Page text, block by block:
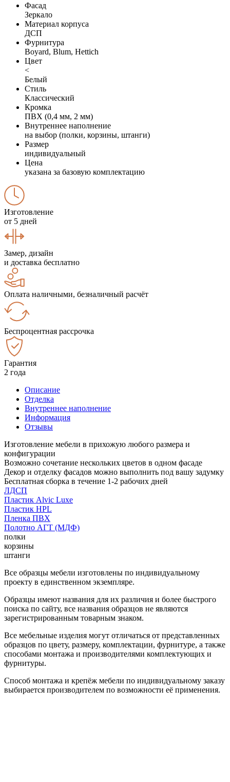
Фасад
Зеркало
Материал корпуса
ДСП
Фурнитура
Boyard, Blum, Hettich
Цвет
<
Белый
Стиль
Классический
Кромка
ПВХ (0,4 мм, 2 мм)
Внутреннее наполнение
на выбор (полки, корзины, штанги)
Размер
индивидуальный
Цена
указана за базовую комплектацию
Изготовление
от 5 дней
Замер, дизайн
и доставка бесплатно
Оплата наличными, безналичный расчёт
Беспроцентная рассрочка
Гарантия
2 года
Описание
Отделка
Внутреннее наполнение
Информация
Отзывы
Изготовление мебели в прихожую любого размера и
конфигурации
Возможно сочетание нескольких цветов в одном фасаде
Декор и отделку фасадов можно выполнить под вашу задумку
Бесплатная сборка в течение 1-2 рабочих дней
ЛДСП
Пластик Alvic Luxe
Пластик HPL
Пленка ПВХ
Полотно АГТ (МДФ)
полки
корзины
штанги
Все образцы мебели изготовлены по индивидуальному
проекту в единственном экземпляре.
Образцы имеют названия для их различия и более быстрого
поиска по сайту, все названия образцов не являются
зарегистрированным товарным знаком.
Все мебельные изделия могут отличаться от представленных
образцов по цвету, размеру, комплектации, фурнитуре, а также
способами монтажа и производителями комплектующих и
фурнитуры.
Способ монтажа и крепёж мебели по индивидуальному заказу
выбирается производителем по возможности её применения.